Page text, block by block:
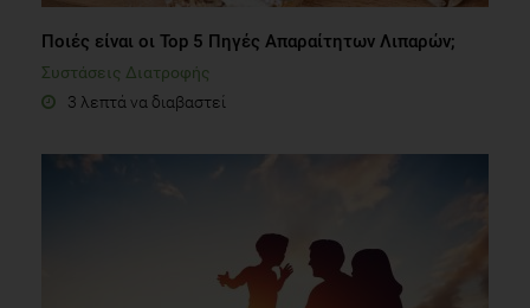
Ποιές είναι οι Top 5 Πηγές Απαραίτητων Λιπαρών;
Συστάσεις Διατροφής
3 λεπτά να διαβαστεί